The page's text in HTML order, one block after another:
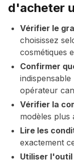
d'acheter
Vérifier le
choisissez
cosmétiques
Confirmer
opérateur
Vérifier la
modèles plus
Lire les
exactement
Utiliser l'outil